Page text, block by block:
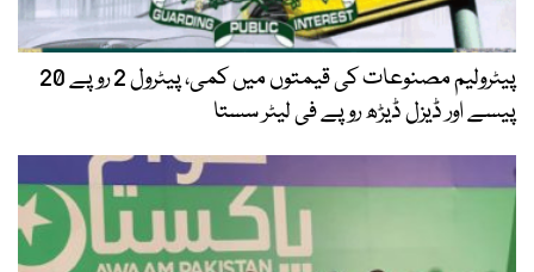
پیٹرولیم مصنوعات کی قیمتوں میں کمی، پیٹرول 2 روپے 20
پیسے اور ڈیزل ڈیڑھ روپے فی لیٹر سستا